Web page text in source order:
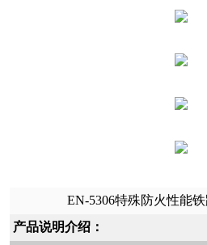
EN-5306特殊防火性能
产品说明介绍：